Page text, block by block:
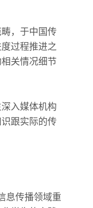
，于中国传
过程推进之
关情况细节
入媒体机构
跟实际的传
息传播领域重